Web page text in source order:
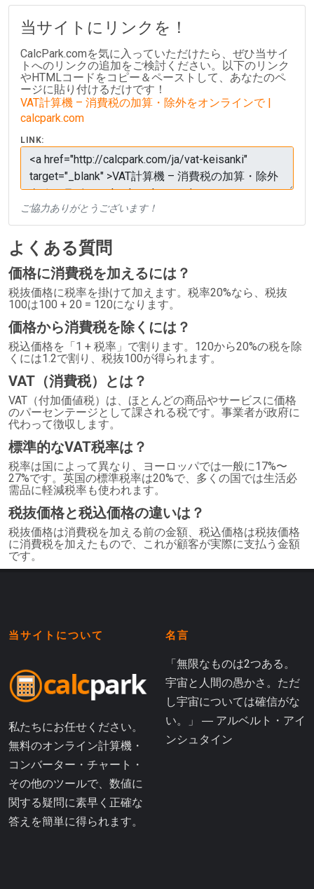
当サイトにリンクを！
CalcPark.comを気に入っていただけたら、ぜひ当サイ
トへのリンクの追加をご検討ください。以下のリンク
やHTMLコードをコピー＆ペーストして、あなたのペ
ージに貼り付けるだけです！
VAT計算機 – 消費税の加算・除外をオンラインで |
calcpark.com
LINK:
ご協力ありがとうございます！
よくある質問
価格に消費税を加えるには？
税抜価格に税率を掛けて加えます。税率20%なら、税抜
100は100 + 20 = 120になります。
価格から消費税を除くには？
税込価格を「1 + 税率」で割ります。120から20%の税を除
くには1.2で割り、税抜100が得られます。
VAT（消費税）とは？
VAT（付加価値税）は、ほとんどの商品やサービスに価格
のパーセンテージとして課される税です。事業者が政府に
代わって徴収します。
標準的なVAT税率は？
税率は国によって異なり、ヨーロッパでは一般に17%〜
27%です。英国の標準税率は20%で、多くの国では生活必
需品に軽減税率も使われます。
税抜価格と税込価格の違いは？
税抜価格は消費税を加える前の金額、税込価格は税抜価格
に消費税を加えたもので、これが顧客が実際に支払う金額
です。
当サイトについて
私たちにお任せください。
無料のオンライン計算機・
コンバーター・チャート・
その他のツールで、数値に
関する疑問に素早く正確な
答えを簡単に得られます。
名言
「無限なものは2つある。
宇宙と人間の愚かさ。ただ
し宇宙については確信がな
い。」 ― アルベルト・アイ
ンシュタイン